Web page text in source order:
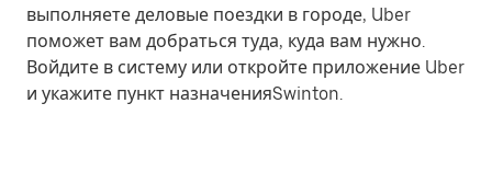
выполняете деловые поездки в городе, Uber
поможет вам добраться туда, куда вам нужно.
Войдите в систему или откройте приложение Uber
и укажите пункт назначенияSwinton.